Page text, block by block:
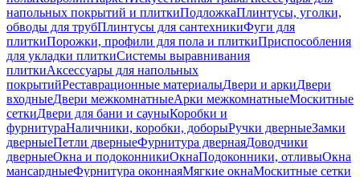
напольных покрытий и плиткиПодложкаПлинтусы, уголки,
обводы для трубПлинтусы для сантехникиФуги для
плиткиПорожки, профили для пола и плиткиПриспособления
для укладки плиткиСистемы выравнивания
плиткиАксессуары для напольных
покрытийРеставрационные материалыДвери и аркиДвери
входныеДвери межкомнатныеАрки межкомнатныеМоскитные
сеткиДвери для бани и сауныКоробки и
фурнитураНаличники, коробки, доборыРучки дверныеЗамки
дверныеПетли дверныеФурнитура двернаяДоводчики
дверныеОкна и подоконникиОкнаПодоконники, отливыОкна
мансардныеФурнитура оконнаяМягкие окнаМоскитные сетки